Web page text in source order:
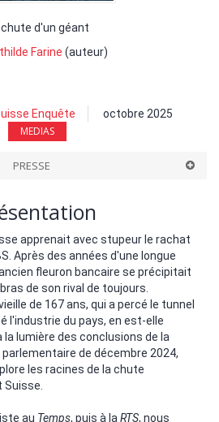
chute d'un géant
Farine (auteur)
Enquête octobre 2025
MEDIAS
PRESSE
apprenait avec stupeur le rachat
Après des années d'une longue
fleuron bancaire se précipitait
de son rival de toujours.
de 167 ans, qui a percé le tunnel
l'industrie du pays, en est-elle
la lumière des conclusions de la
de décembre 2024,
les racines de la chute
Suisse.
au Temps, puis à laRTS, nous